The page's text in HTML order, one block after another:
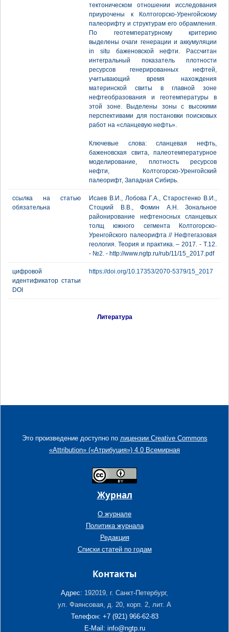
тектоническом отношении исследования
приурочены к Колтогорско-Уренгойскому
палеорифту и структурам его обрамления.
По геотемпературному критерию
выделены очаги генерации и аккумуляции
in situ баженовской нефти. Рассчитан
интегральный показатель плотности
ресурсов генерированных нефтей,
учитывающий время нахождения
материнской свиты в главной зоне
нефтеобразования и геотемпературы в
этой зоне. Выделены зоны с высокими
перспективами для постановки поисковых
работ на «сланцевую нефть».
Ключевые слова: сланцевая нефть,
баженовская свита, палеотемпературное
моделирование, плотность ресурсов
нефти, Колтогорско-Уренгойский
палеорифт, Западная Сибирь.
ссылка на статью
обязательна
Исаев В.И., Лобова Г.А., Старостенко В.И.,
Стоцкий В.В., Фомин А.Н. Зональное
районирование нефтеносных сланцевых
толщ южного сегмента Колтогорско-
Уренгойского палеорифта // Нефтегазовая
геология. Теория и практика. – 2017. - Т.12.
- №2. - http://www.ngtp.ru/rub/11/15_2017.pdf
цифровой
идентификатор статьи
DOI
https://doi.org/10.17353/2070-5379/15_2017
Литература
Это произведение доступно по лицензии Creative Commons
«Attribution» («Атрибуция») 4.0 Всемирная
Журнал
О журнале
Политика журнала
Редакция
Списки статей по годам
Контакты
Адрес: 192019, г. Санкт-Петербург,
ул. Фаянсовая, д. 20, корп. 2, лит. А
Телефон: +7 (921) 966-62-83
E-Mail: info@ngtp.ru